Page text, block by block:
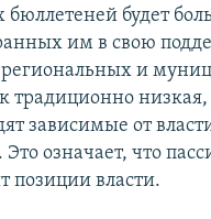
будет
им в свою
региональных и
традиционно низкая,
зависимые от
Это означает, что
позиции власти.